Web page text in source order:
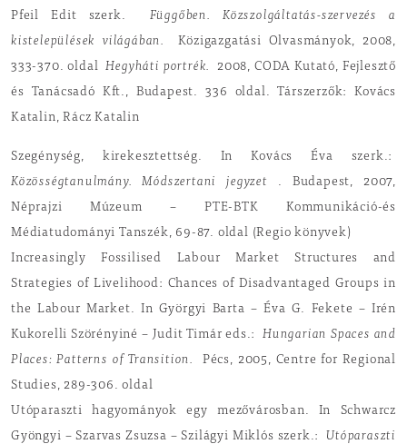
Pfeil Edit szerk. Függőben. Közszolgáltatás-szervezés a
kistelepülések világában.
Közigazgatási Olvasmányok, 2008,
333-370. oldalHegyháti portrék.
2008, CODA Kutató, Fejlesztő
és Tanácsadó Kft., Budapest. 336 oldal. Társzerzők: Kovács
Katalin, Rácz Katalin
Szegénység, kirekesztettség. In Kovács Éva szerk.:
Közösségtanulmány. Módszertani jegyzet . Budapest, 2007,
Néprajzi Múzeum – PTE-BTK Kommunikáció-és
Médiatudományi Tanszék, 69-87. oldal (Regio könyvek)
Increasingly Fossilised Labour Market Structures and
Strategies of Livelihood: Chances of Disadvantaged Groups in
the Labour Market. In Györgyi Barta – Éva G. Fekete – Irén
Kukorelli Szörényiné – Judit Timár eds.: Hungarian Spaces and
Places: Patterns of Transition.
Pécs, 2005, Centre for Regional
Studies, 289-306. oldal
Utóparaszti hagyományok egy mezővárosban. In Schwarcz
Gyöngyi – Szarvas Zsuzsa – Szilágyi Miklós szerk.: Utóparaszti